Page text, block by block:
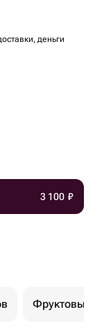
деньги
3 100 ₽
Фруктовый